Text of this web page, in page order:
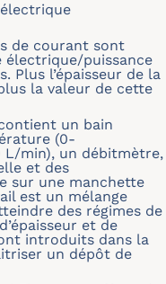
de courant sont
électrique/puissance
Plus l’épaisseur de la
la valeur de cette
un bain
(0-
L/min), un débitmètre,
et des
sur une manchette
est un mélange
des régimes de
et de
introduits dans la
un dépôt de